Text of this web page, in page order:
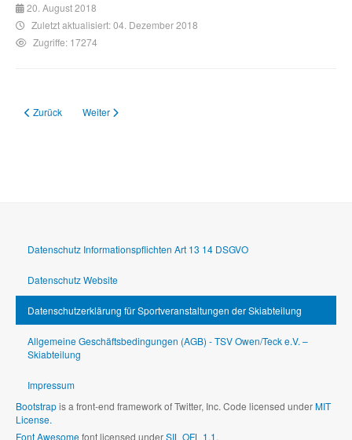
20. August 2018
Zuletzt aktualisiert: 04. Dezember 2018
Zugriffe: 17274
Vorheriger Beitrag: Datenschutz Informationspflichten Art 13 14 DSGVO
Zurück Nächster Beitrag: Datenschutz Website
Weiter
Datenschutz Informationspflichten Art 13 14 DSGVO
Datenschutz Website
Datenschutzerklärung für Sportveranstaltungen der Skiabteilung
Allgemeine Geschäftsbedingungen (AGB) - TSV Owen/Teck e.V. –
Skiabteilung
Impressum
Bootstrapis a front-end framework of Twitter, Inc. Code licensed underMIT
License.
Font Awesomefont licensed underSIL OFL 1.1.